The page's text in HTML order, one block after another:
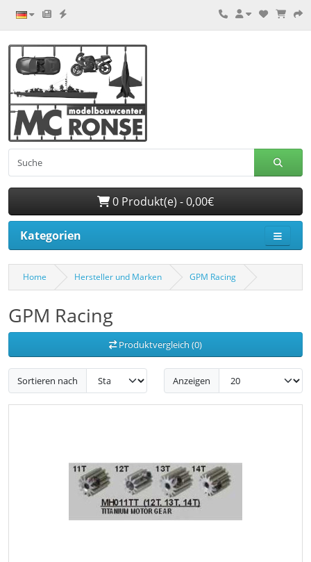
0 Produkt(e) - 0,00€
Kategorien
Home Hersteller und Marken GPM Racing
GPM Racing
Produktvergleich (0)
Sortieren nach Anzeigen